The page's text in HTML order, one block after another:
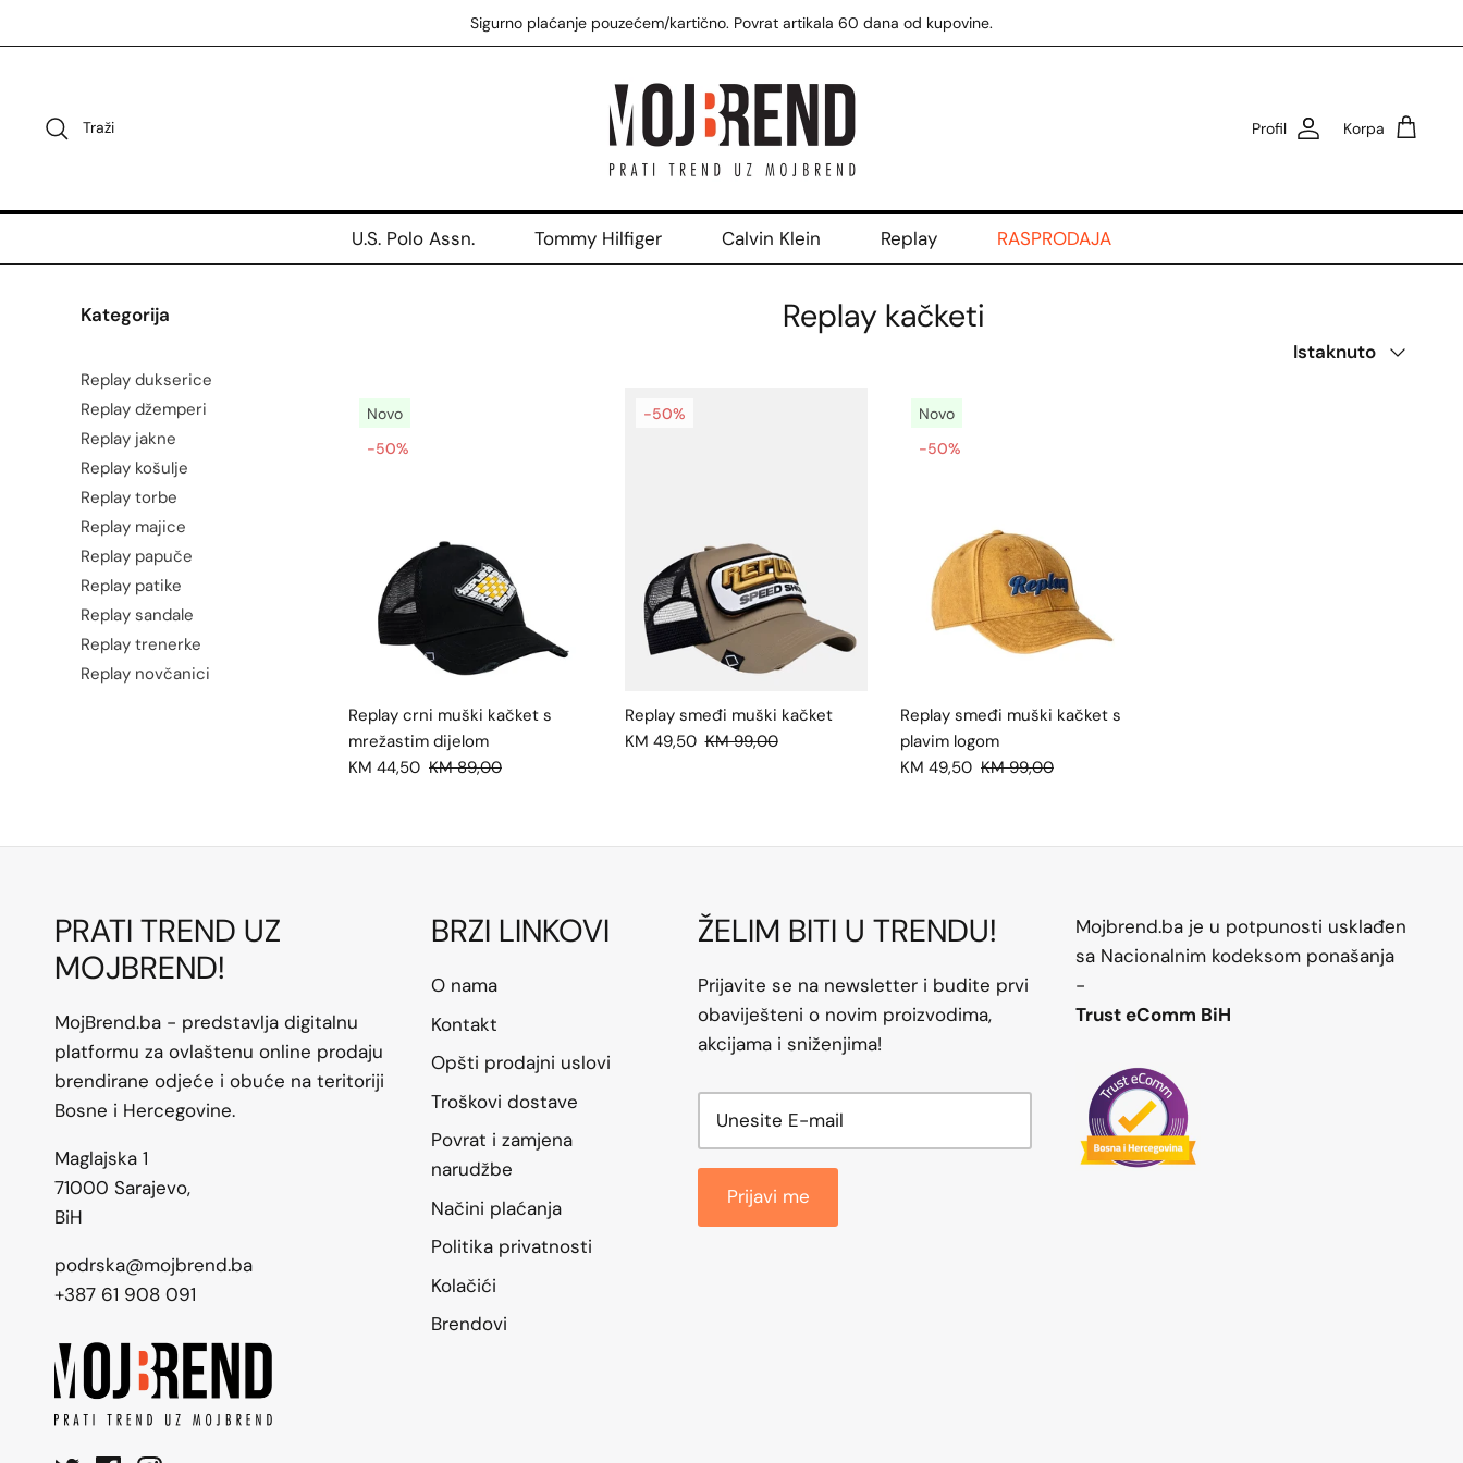
na
Sigurno plaćanje pouzećem/kartično. Povrat artikala 60 dana od kupovine.
Traži Profil Korpa
U.S. Polo Assn. Tommy Hilfiger Calvin Klein Replay RASPRODAJA
Kategorija
Replay dukserice
Replay džemperi
Replay jakne
Replay košulje
Replay torbe
Replay majice
Replay papuče
Replay patike
Replay sandale
Replay trenerke
Replay novčanici
Replay kačketi
Poredaj
Istaknuto
Novo
-50%
Replay crni muški kačket s
mrežastim dijelom
KM 44,50 KM 89,00
-50%
Replay smeđi muški kačket
KM 49,50 KM 99,00
Novo
-50%
Replay smeđi muški kačket s
plavim logom
KM 49,50 KM 99,00
PRATI TREND UZ
MOJBREND!
MojBrend.ba - predstavlja digitalnu
platformu za ovlaštenu online prodaju
brendirane odjeće i obuće na teritoriji
Bosne i Hercegovine.
Maglajska 1
71000 Sarajevo,
BiH
podrska@mojbrend.ba
+387 61 908 091
BRZI LINKOVI
O nama
Kontakt
Opšti prodajni uslovi
Troškovi dostave
Povrat i zamjena
narudžbe
Načini plaćanja
Politika privatnosti
Kolačići
Brendovi
ŽELIM BITI U TRENDU!
Prijavite se na newsletter i budite prvi
obaviješteni o novim proizvodima,
akcijama i sniženjima!
Prijavi me
Mojbrend.ba je u potpunosti usklađen
sa Nacionalnim kodeksom ponašanja
-
Trust eComm BiH